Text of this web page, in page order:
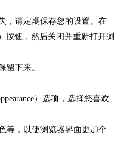
，请定期保存您的设置。在
按钮，然后关闭并重新打开浏
留下来。
）选项，选择您喜欢
等，以使浏览器界面更加个